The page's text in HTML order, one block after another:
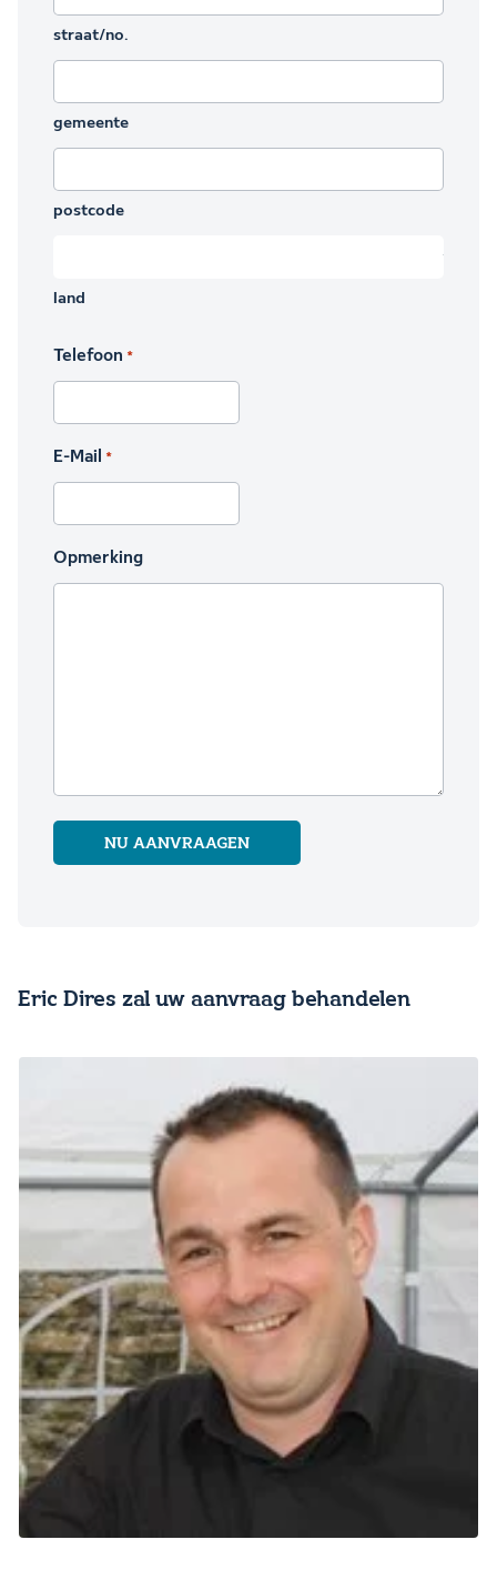
straat/no.
gemeente
postcode
land
Telefoon *
E-Mail *
Opmerking
NU AANVRAAGEN
Eric Dires zal uw aanvraag behandelen